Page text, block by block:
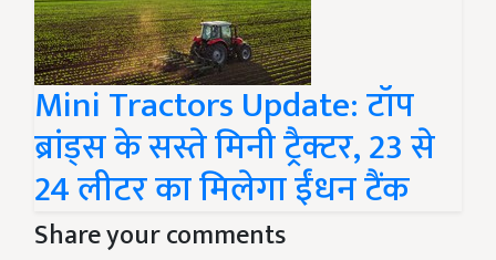
Mini Tractors Update: टॉप
ब्रांड्स के सस्ते मिनी ट्रैक्टर, 23 से
24 लीटर का मिलेगा ईंधन टैंक
Share your comments